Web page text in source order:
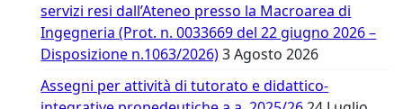
servizi resi dall’Ateneo presso la Macroarea di
Ingegneria (Prot. n. 0033669 del 22 giugno 2026 –
Disposizione n.1063/2026) 3 Agosto 2026
Assegni per attività di tutorato e didattico-